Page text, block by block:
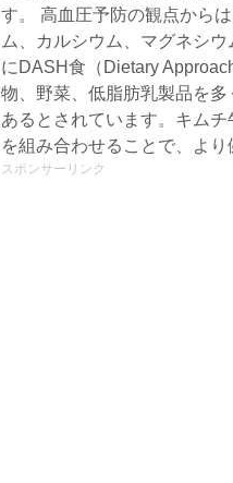
す。 高血圧予防の観点から
ム、カルシウム、マグネシ
にDASH食（Dietary
物、野菜、低脂肪乳製品を
あるとされています。キム
を組み合わせることで、より
スポンサーリンク